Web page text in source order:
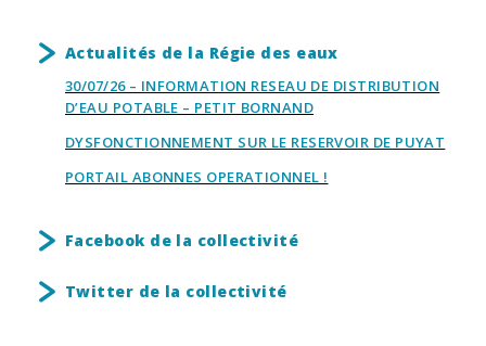
Actualités de la Régie des eaux
30/07/26 – INFORMATION RESEAU DE DISTRIBUTION
D’EAU POTABLE – PETIT BORNAND
DYSFONCTIONNEMENT SUR LE RESERVOIR DE PUYAT
PORTAIL ABONNES OPERATIONNEL !
Facebook de la collectivité
Twitter de la collectivité